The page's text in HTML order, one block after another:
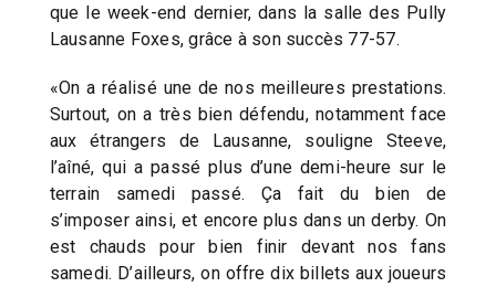
que le week-end dernier, dans la salle des Pully
Lausanne Foxes, grâce à son succès 77-57.
«On a réalisé une de nos meilleures prestations.
Surtout, on a très bien défendu, notamment face
aux étrangers de Lausanne, souligne Steeve,
l’aîné, qui a passé plus d’une demi-heure sur le
terrain samedi passé. Ça fait du bien de
s’imposer ainsi, et encore plus dans un derby. On
est chauds pour bien finir devant nos fans
samedi. D’ailleurs, on offre dix billets aux joueurs